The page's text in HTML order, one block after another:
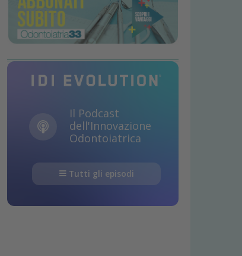
Il Podcast
dell'Innovazione
Odontoiatrica
Tutti gli episodi